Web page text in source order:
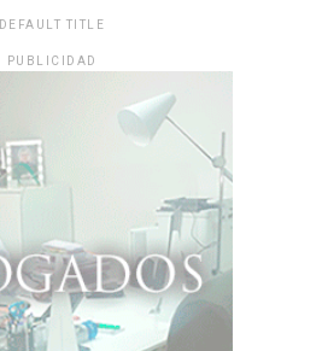
DEFAULT TITLE
PUBLICIDAD